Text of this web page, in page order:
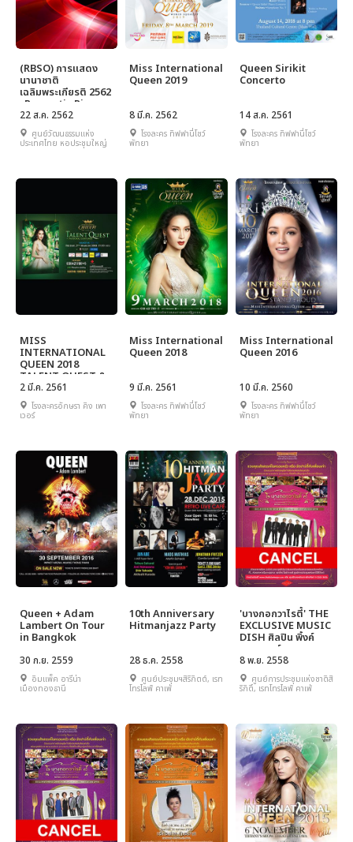
(RBSO) การแสดง
นานาชาติ
เฉลิมพระเกียรติ 2562
: Romantic Piano
Celebration for
the Queen Mother
22 ส.ค. 2562
ศูนย์วัฒนธรรมแห่ง
ประเทศไทย หอประชุมใหญ่
Miss International
Queen 2019
8 มี.ค. 2562
โรงละคร ทิฟฟานี่โชว์
พัทยา
Queen Sirikit
Concerto
14 ส.ค. 2561
โรงละคร ทิฟฟานี่โชว์
พัทยา
MISS
INTERNATIONAL
QUEEN 2018
TALENT QUEST &
NATIONAL
COSTUMES
PRESENTATION
LIFE
2 มี.ค. 2561
โรงละครอักษรา คิง เพา
เวอร์
Miss International
Queen 2018
9 มี.ค. 2561
โรงละคร ทิฟฟานี่โชว์
พัทยา
Miss International
Queen 2016
10 มี.ค. 2560
โรงละคร ทิฟฟานี่โชว์
พัทยา
Queen + Adam
Lambert On Tour
in Bangkok
30 ก.ย. 2559
อิมแพ็ค อารีน่า
เมืองทองธานี
10th Anniversary
Hitmanjazz Party
28 ธ.ค. 2558
ศูนย์ประชุมฯสิริกิตต์, เรท
โทรไลฟ์ คาเฟ่
'บางกอกวาไรตี้' THE
EXCLUSIVE MUSIC
DISH ศิลปิน พิ้งค์
แพนเตอร์
8 พ.ย. 2558
ศูนย์การประชุมแห่งชาติสิ
ริกิติ์, เรทโทรไลฟ์ คาเฟ่